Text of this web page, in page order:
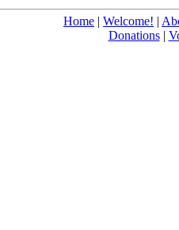
Home | Welcome! |
Donations|